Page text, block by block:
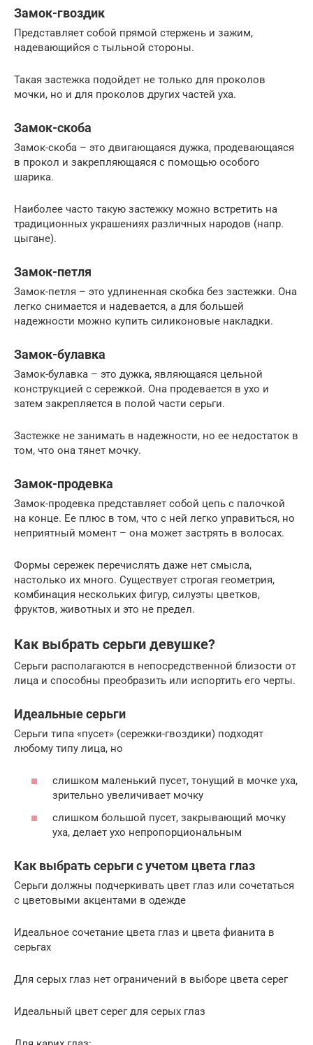
Замок-гвоздик
Представляет собой прямой стержень и зажим,
надевающийся с тыльной стороны.
Такая застежка подойдет не только для проколов
мочки, но и для проколов других частей уха.
Замок-скоба
Замок-скоба – это двигающаяся дужка, продевающаяся
в прокол и закрепляющаяся с помощью особого
шарика.
Наиболее часто такую застежку можно встретить на
традиционных украшениях различных народов (напр.
цыгане).
Замок-петля
Замок-петля – это удлиненная скобка без застежки. Она
легко снимается и надевается, а для большей
надежности можно купить силиконовые накладки.
Замок-булавка
Замок-булавка – это дужка, являющаяся цельной
конструкцией с сережкой. Она продевается в ухо и
затем закрепляется в полой части серьги.
Застежке не занимать в надежности, но ее недостаток в
том, что она тянет мочку.
Замок-продевка
Замок-продевка представляет собой цепь с палочкой
на конце. Ее плюс в том, что с ней легко управиться, но
неприятный момент – она может застрять в волосах.
Формы сережек перечислять даже нет смысла,
настолько их много. Существует строгая геометрия,
комбинация нескольких фигур, силуэты цветков,
фруктов, животных и это не предел.
Как выбрать серьги девушке?
Серьги располагаются в непосредственной близости от
лица и способны преобразить или испортить его черты.
Идеальные серьги
Серьги типа «пусет» (сережки-гвоздики) подходят
любому типу лица, но
слишком маленький пусет, тонущий в мочке уха,
зрительно увеличивает мочку
слишком большой пусет, закрывающий мочку
уха, делает ухо непропорциональным
Как выбрать серьги с учетом цвета глаз
Серьги должны подчеркивать цвет глаз или сочетаться
с цветовыми акцентами в одежде
Идеальное сочетание цвета глаз и цвета фианита в
серьгах
Для серых глаз нет ограничений в выборе цвета серег
Идеальный цвет серег для серых глаз